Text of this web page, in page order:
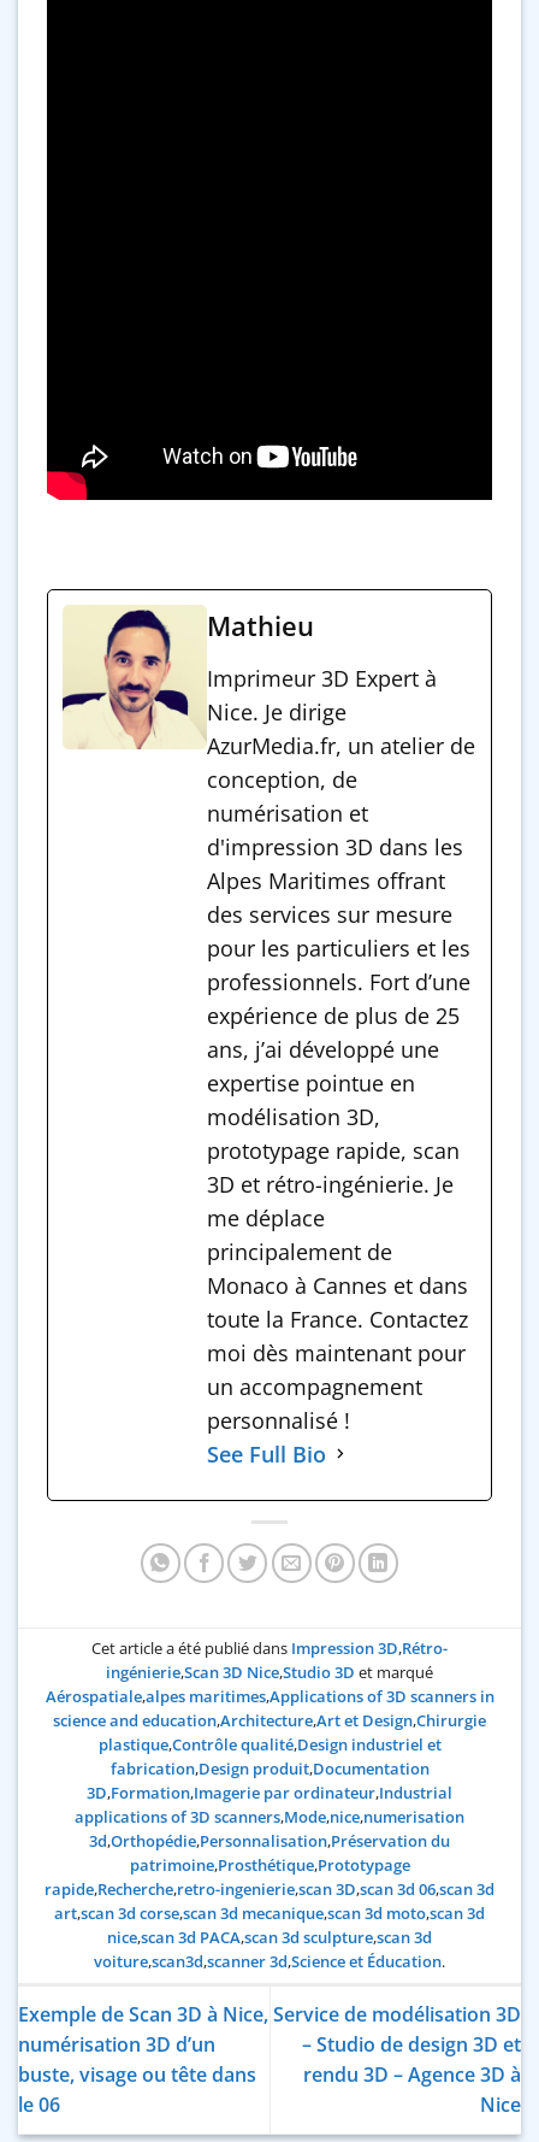
Mathieu
Imprimeur 3D Expert à
Nice. Je dirige
AzurMedia.fr, un atelier de
conception, de
numérisation et
d'impression 3D dans les
Alpes Maritimes offrant
des services sur mesure
pour les particuliers et les
professionnels. Fort d’une
expérience de plus de 25
ans, j’ai développé une
expertise pointue en
modélisation 3D,
prototypage rapide, scan
3D et rétro-ingénierie. Je
me déplace
principalement de
Monaco à Cannes et dans
toute la France. Contactez
moi dès maintenant pour
un accompagnement
personnalisé !
See Full Bio
Cet article a été publié dans Impression 3D,Rétro-
ingénierie,Scan 3D Nice,Studio 3D et marqué
Aérospatiale,alpes maritimes,Applications of 3D scanners in
science and education,Architecture,Art et Design,Chirurgie
plastique,Contrôle qualité,Design industriel et
fabrication,Design produit,Documentation
3D,Formation,Imagerie par ordinateur,Industrial
applications of 3D scanners,Mode,nice,numerisation
3d,Orthopédie,Personnalisation,Préservation du
patrimoine,Prosthétique,Prototypage
rapide,Recherche,retro-ingenierie,scan 3D,scan 3d 06,scan 3d
art,scan 3d corse,scan 3d mecanique,scan 3d moto,scan 3d
nice,scan 3d PACA,scan 3d sculpture,scan 3d
voiture,scan3d,scanner 3d,Science et Éducation.
Exemple de Scan 3D à Nice,
numérisation 3D d’un
buste, visage ou tête dans
le 06
Service de modélisation 3D
– Studio de design 3D et
rendu 3D – Agence 3D à
Nice